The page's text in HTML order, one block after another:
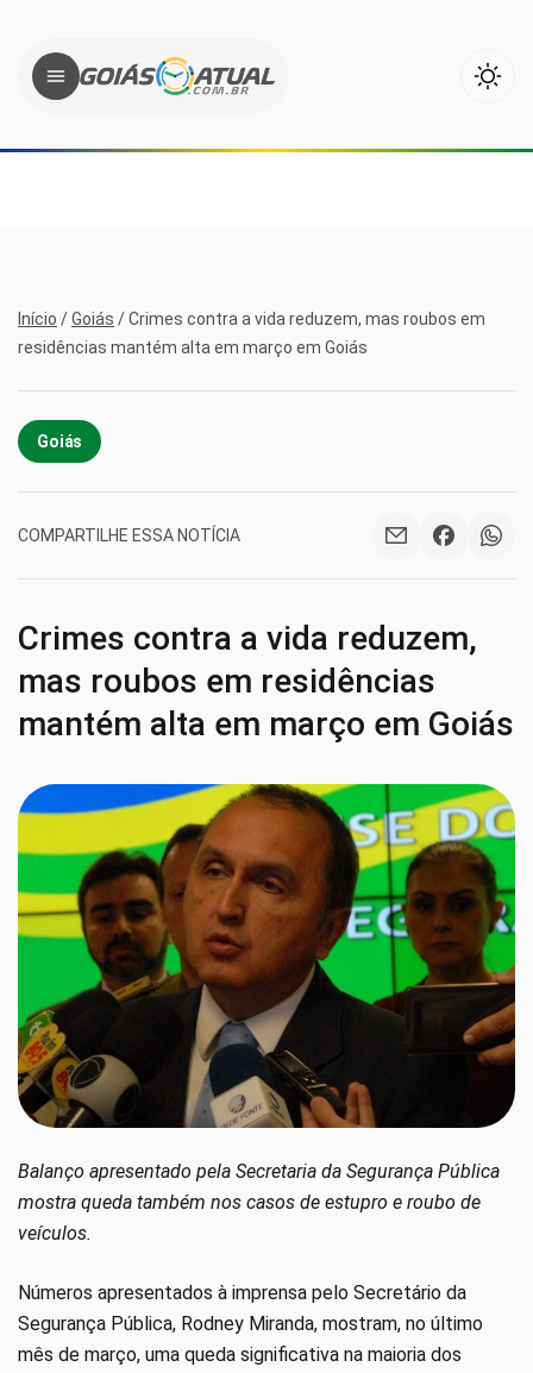
Início /Goiás /Crimes contra a vida reduzem, mas roubos em
residências mantém alta em março em Goiás
Goiás
COMPARTILHE ESSA NOTÍCIA
Crimes contra a vida reduzem,
mas roubos em residências
mantém alta em março em Goiás
Balanço apresentado pela Secretaria da Segurança Pública
mostra queda também nos casos de estupro e roubo de
veículos.
Números apresentados à imprensa pelo Secretário da
Segurança Pública, Rodney Miranda, mostram, no último
mês de março, uma queda significativa na maioria dos